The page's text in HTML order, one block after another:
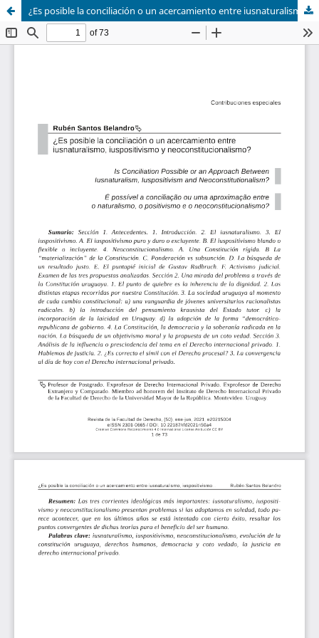
¿Es posible la conciliación o un acercamiento entre iusnaturalismo, iuspositivismo y neoconstitucionalismo?